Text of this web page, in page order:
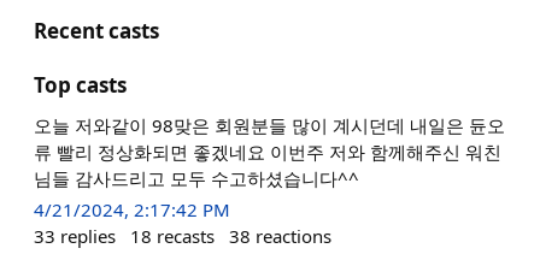
Recent casts
Top casts
오늘 저와같이 98맞은 회원분들 많이 계시던데 내일은 듄오
류 빨리 정상화되면 좋겠네요 이번주 저와 함께해주신 워친
님들 감사드리고 모두 수고하셨습니다^^
4/21/2024, 2:17:42 PM
33 replies 18 recasts 38 reactions